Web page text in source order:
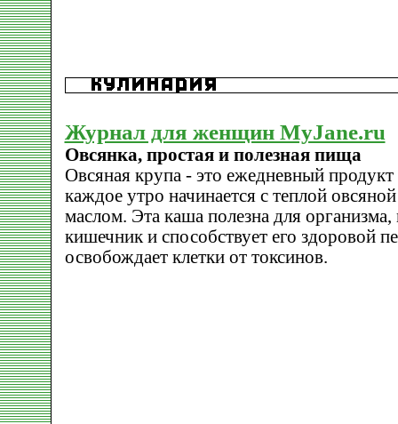
Журнал для женщин MyJane.ru
Овсянка, простая и полезная пища
Овсяная крупа - это ежедневный
каждое утро начинается с теплой
маслом. Эта каша полезна для
кишечник и способствует его здоровой
освобождает клетки от токсинов.